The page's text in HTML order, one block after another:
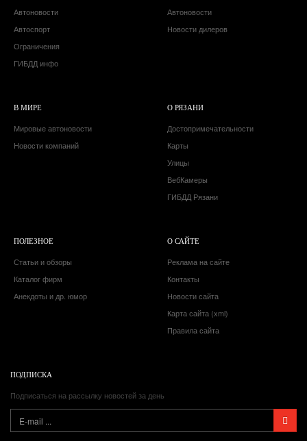
Автоновости
Автоспорт
Ограничения
ГИБДД инфо
Автоновости
Новости дилеров
В МИРЕ
Мировые автоновости
Новости компаний
О РЯЗАНИ
Достопримечательности
Карты
Улицы
ВебКамеры
ГИБДД Рязани
ПОЛЕЗНОЕ
Статьи и обзоры
Каталог фирм
Анекдоты и др. юмор
О САЙТЕ
Реклама на сайте
Контакты
Новости сайта
Карта сайта (xml)
Правила сайта
ПОДПИСКА
Подписаться на рассылку новостей за день